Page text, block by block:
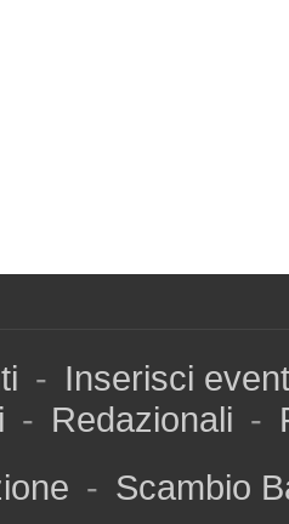
- Inserisci
- Redazionali -
- Scambio